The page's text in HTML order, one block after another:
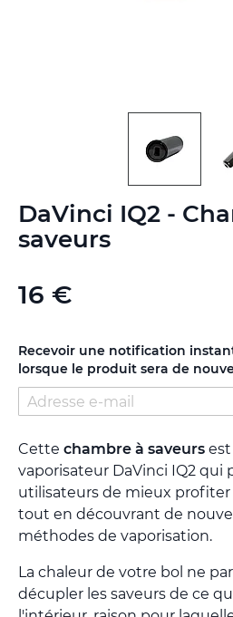
DaVinci IQ2 -
saveurs
16 €
Recevoir une notification
lorsque le produit sera de
Cette chambre à saveurs
vaporisateur DaVinci IQ2 qui
utilisateurs de mieux profiter
tout en découvrant de
méthodes de vaporisation.
La chaleur de votre bol ne
décupler les saveurs de ce
to
the
beginning
the
images